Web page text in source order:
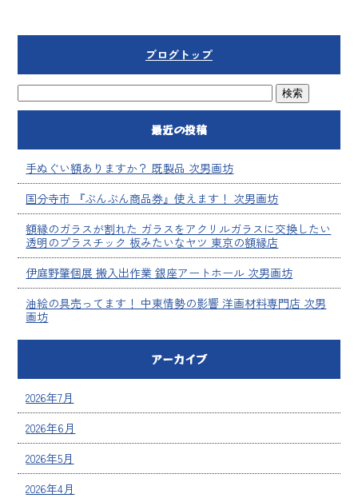
ブログトップ
最近の投稿
手ぬぐい額ありますか？ 既製品 次男画坊
国分寺市 『ぶんぶん商品券』使えます！ 次男画坊
額縁のガラスが割れた ガラスをアクリルガラスに交換したい
透明のプラスチック 板みたいなヤツ 東京の額縁店
伊庭野肇個展 搬入出作業 銀座アートホール 次男画坊
油絵の具売ってます！ 中東情勢の影響 洋画材料専門店 次男
画坊
アーカイブ
2026年7月
2026年6月
2026年5月
2026年4月